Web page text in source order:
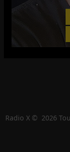
Radio X © 2026